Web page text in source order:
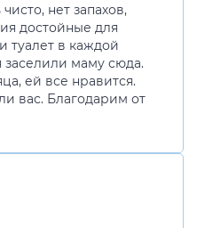
нет запахов,
достойные для
туалет в каждой
маму сюда.
ей все нравится.
вас. Благодарим от